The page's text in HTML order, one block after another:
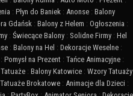
: Płyn do Baniek : Anonse : Balony
Gdańsk : Balony z Helem : Ogłoszenia :
: Świecące Balony : Solidne Firmy : Hel
: Balony na Hel : Dekoracje Weselne :
: Pomysł na Prezent : Tańce Animacyjne :
Tatuaże : Balony Katowice : Wzory Tatuaży
Tatuaże Brokatowe : Animacje dla Dzieci :